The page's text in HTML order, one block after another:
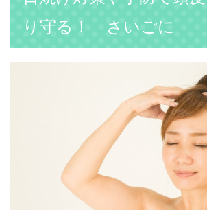
り守る！ さいごに